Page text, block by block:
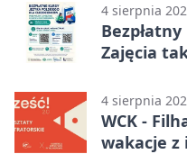
4 sierpnia
Zajęcia
4 sierpnia
WCK -
wakacje z